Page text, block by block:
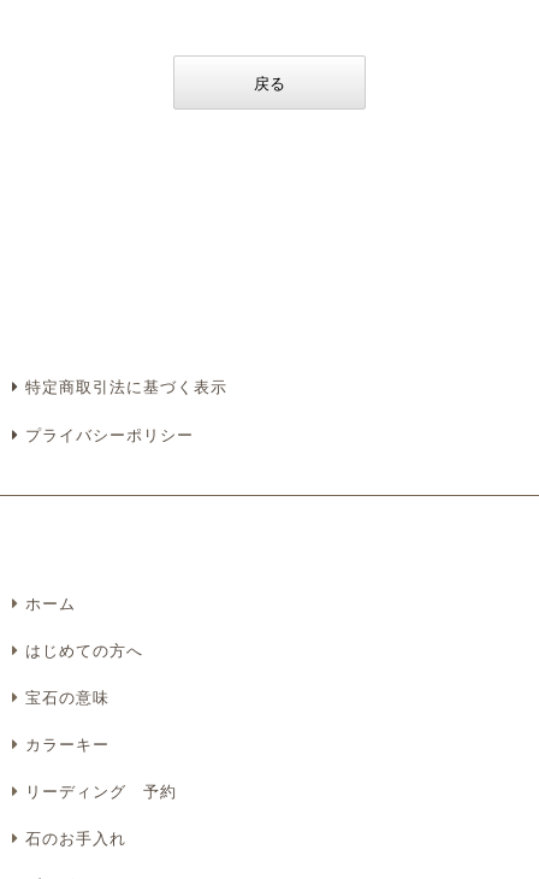
戻る
特定商取引法に基づく表示
プライバシーポリシー
ホーム
はじめての方へ
宝石の意味
カラーキー
リーディング 予約
石のお手入れ